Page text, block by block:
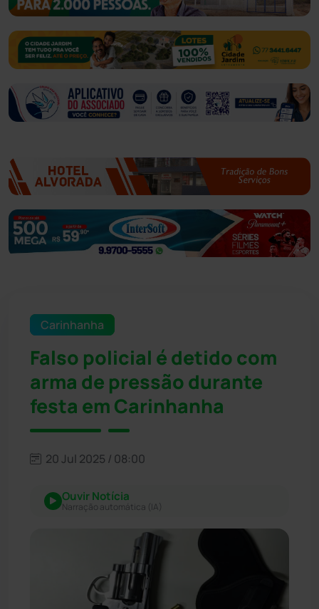
Carinhanha
Falso policial é detido com
arma de pressão durante
festa em Carinhanha
20 Jul 2025 / 08:00
Ouvir Notícia
Narração automática (IA)